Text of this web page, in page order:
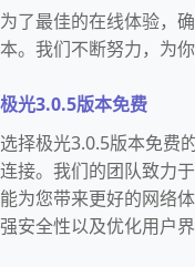
为了最佳的在线体验，
本。我们不断努力，为
极光3.0.5版本免费
选择极光3.0.5版本免费
连接。我们的团队致力
能为您带来更好的网络
强安全性以及优化用户界